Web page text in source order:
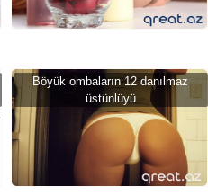
Böyük ombaların 12 danılmaz
üstünlüyü